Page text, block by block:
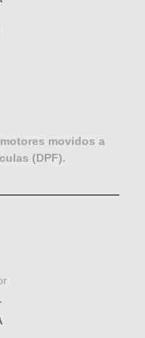
movidos a
(DPF).